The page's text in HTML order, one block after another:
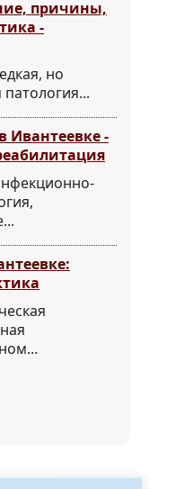
причины,
-
но
Ивантеевке -